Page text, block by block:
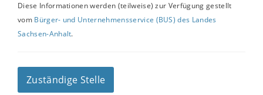
Diese Informationen werden (teilweise) zur Verfügung gestellt
vom Bürger- und Unternehmensservice (BUS) des Landes
Sachsen-Anhalt.
Zuständige Stelle